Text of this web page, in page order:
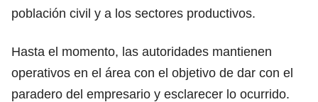
población civil y a los sectores productivos.
Hasta el momento, las autoridades mantienen
operativos en el área con el objetivo de dar con el
paradero del empresario y esclarecer lo ocurrido.